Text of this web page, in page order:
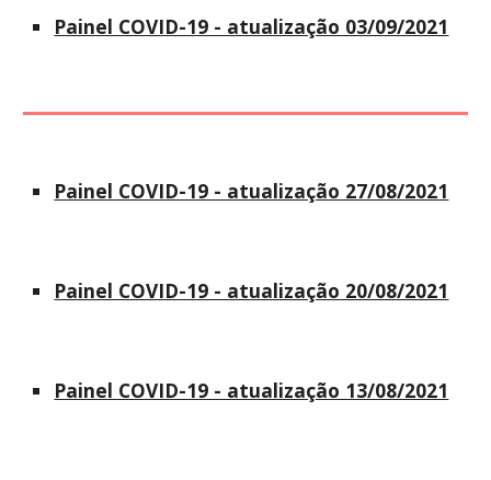
Painel COVID-19 - atualização 03/09/2021
Painel COVID-19 - atualização 27/08/2021
Painel COVID-19 - atualização 20/08/2021
Painel COVID-19 - atualização 13/08/2021